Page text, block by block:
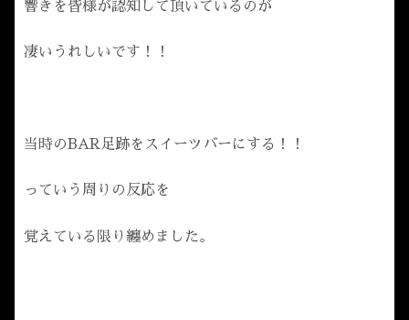
響きを皆様が認知して頂いているのが
凄いうれしいです！！
当時のBAR足跡をスイーツバーにする！！
っていう周りの反応を
覚えている限り纏めました。